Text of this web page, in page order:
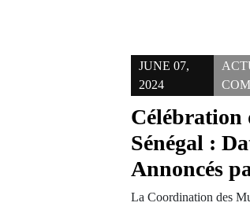
JUNE 07,
2024
Célébration
Sénégal :
Annoncés
La Coordination des